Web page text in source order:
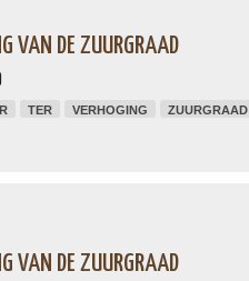
VAN DE ZUURGRAAD
TER VERHOGING ZUURGRAAD
VAN DE ZUURGRAAD